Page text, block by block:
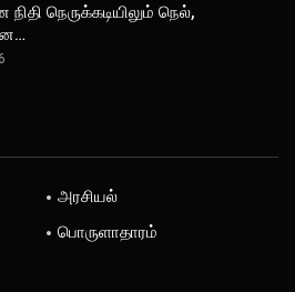
நெருக்கடியிலும் நெல்,
அரசியல்
பொருளாதாரம்